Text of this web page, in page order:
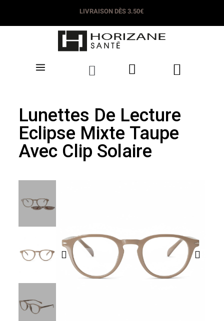
LIVRAISON DÈS 3.50€
Lunettes De Lecture
Eclipse Mixte Taupe
Avec Clip Solaire